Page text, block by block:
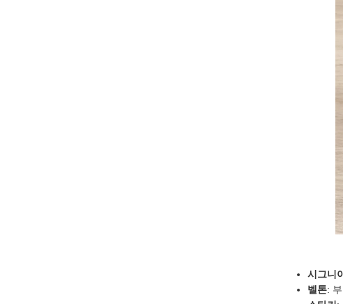
시그니
벨톤: